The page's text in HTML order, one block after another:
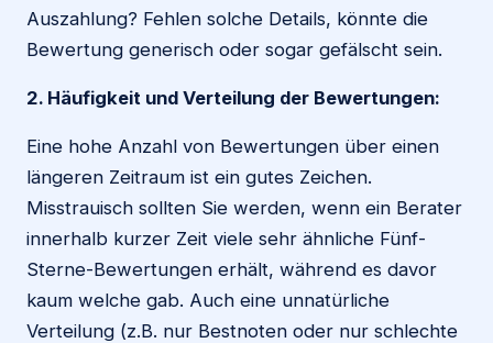
Auszahlung? Fehlen solche Details, könnte die
Bewertung generisch oder sogar gefälscht sein.
2. Häufigkeit und Verteilung der Bewertungen:
Eine hohe Anzahl von Bewertungen über einen
längeren Zeitraum ist ein gutes Zeichen.
Misstrauisch sollten Sie werden, wenn ein Berater
innerhalb kurzer Zeit viele sehr ähnliche Fünf-
Sterne-Bewertungen erhält, während es davor
kaum welche gab. Auch eine unnatürliche
Verteilung (z.B. nur Bestnoten oder nur schlechte